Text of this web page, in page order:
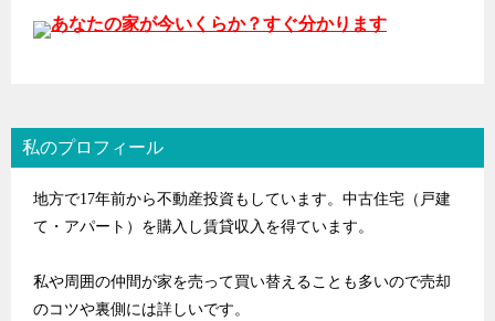
あなたの家が今いくらか？すぐ分かります
私のプロフィール
地方で17年前から不動産投資もしています。中古住宅（戸建
て・アパート）を購入し賃貸収入を得ています。
私や周囲の仲間が家を売って買い替えることも多いので売却
のコツや裏側には詳しいです。